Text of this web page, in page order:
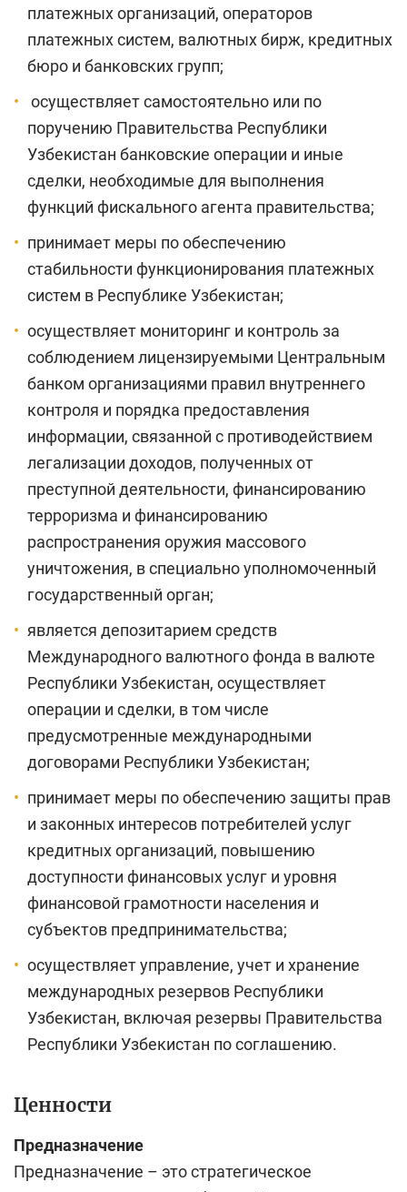
платежных организаций, операторов
платежных систем, валютных бирж, кредитных
бюро и банковских групп;
осуществляет самостоятельно или по
поручению Правительства Республики
Узбекистан банковские операции и иные
сделки, необходимые для выполнения
функций фискального агента правительства;
принимает меры по обеспечению
стабильности функционирования платежных
систем в Республике Узбекистан;
осуществляет мониторинг и контроль за
соблюдением лицензируемыми Центральным
банком организациями правил внутреннего
контроля и порядка предоставления
информации, связанной с противодействием
легализации доходов, полученных от
преступной деятельности, финансированию
терроризма и финансированию
распространения оружия массового
уничтожения, в специально уполномоченный
государственный орган;
является депозитарием средств
Международного валютного фонда в валюте
Республики Узбекистан, осуществляет
операции и сделки, в том числе
предусмотренные международными
договорами Республики Узбекистан;
принимает меры по обеспечению защиты прав
и законных интересов потребителей услуг
кредитных организаций, повышению
доступности финансовых услуг и уровня
финансовой грамотности населения и
субъектов предпринимательства;
осуществляет управление, учет и хранение
международных резервов Республики
Узбекистан, включая резервы Правительства
Республики Узбекистан по соглашению.
Ценности
Предназначение
Предназначение – это стратегическое